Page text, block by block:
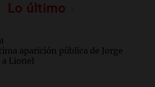
Lo último
aparición pública de Jorge
Lionel